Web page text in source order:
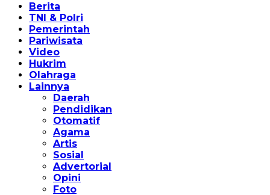
Berita
TNI & Polri
Pemerintah
Pariwisata
Video
Hukrim
Olahraga
Lainnya
Daerah
Pendidikan
Otomatif
Agama
Artis
Sosial
Advertorial
Opini
Foto